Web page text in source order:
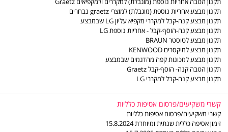
הסדר פשרה ב- ת"צ (מרכז) 2201-10-19
מדיניות פינוי פסולת ציוד חשמלי ואלקטרוני
חוברות הפעלה
ביטול עסקה
צור קשר
תקנון הטבה אחריות נוספת (מוגבלת) למקררים ולמקפיאים Graetz
תקנון מבצע אחריות נוספת (מוגבלת) למוצרי graetz נבחרים
תקנון מבצע קנה-קבל למקררי מקפיא עליון LG שבמבצע
תקנון מבצע קנה-הוסף-קבל - אחריות נוספת LG
תקנון מבצע לטוסטר BRAUN
תקנון מבצע למיקסרים KENWOOD
תקנון מבצע למכונות קפה מהדגמים שבמבצע
תקנון הטבה קנה- הוסף-קבל Graetz
תקנון מבצע קנה-קבל למקררי LG
קשרי משקיעים/פרסום אסיפות כלליות
קשרי משקיעים/פרסום אסיפות כלליות
זימון אסיפה כללית שנתית ומיוחדת 15.8.2024